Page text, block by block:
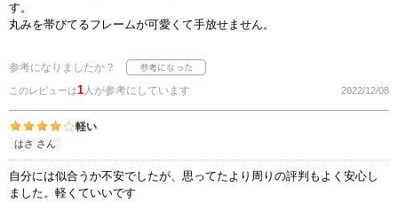
す。
丸みを帯びてるフレームが可愛くて手放せません。
参考になりましたか？
このレビューは1人が参考にしています 2022/12/08
軽い
はさ さん
自分には似合うか不安でしたが、思ってたより周りの評判もよく安心し
ました。軽くていいです